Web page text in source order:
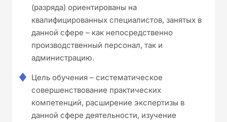
(разряда) ориентированы на
квалифицированных специалистов, занятых в
данной сфере – как непосредственно
производственный персонал, так и
администрацию.
Цель обучения – систематическое
совершенствование практических
компетенций, расширение экспертизы в
данной сфере деятельности, изучение